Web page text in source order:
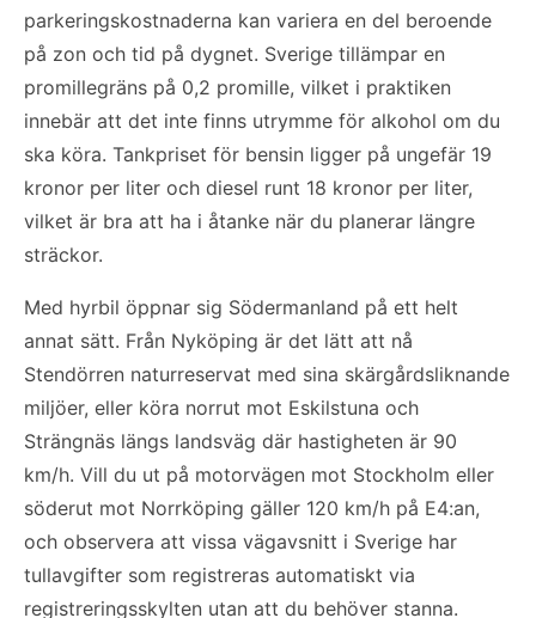
parkeringskostnaderna kan variera en del beroende
på zon och tid på dygnet. Sverige tillämpar en
promillegräns på 0,2 promille, vilket i praktiken
innebär att det inte finns utrymme för alkohol om du
ska köra. Tankpriset för bensin ligger på ungefär 19
kronor per liter och diesel runt 18 kronor per liter,
vilket är bra att ha i åtanke när du planerar längre
sträckor.
Med hyrbil öppnar sig Södermanland på ett helt
annat sätt. Från Nyköping är det lätt att nå
Stendörren naturreservat med sina skärgårdsliknande
miljöer, eller köra norrut mot Eskilstuna och
Strängnäs längs landsväg där hastigheten är 90
km/h. Vill du ut på motorvägen mot Stockholm eller
söderut mot Norrköping gäller 120 km/h på E4:an,
och observera att vissa vägavsnitt i Sverige har
tullavgifter som registreras automatiskt via
registreringsskylten utan att du behöver stanna.